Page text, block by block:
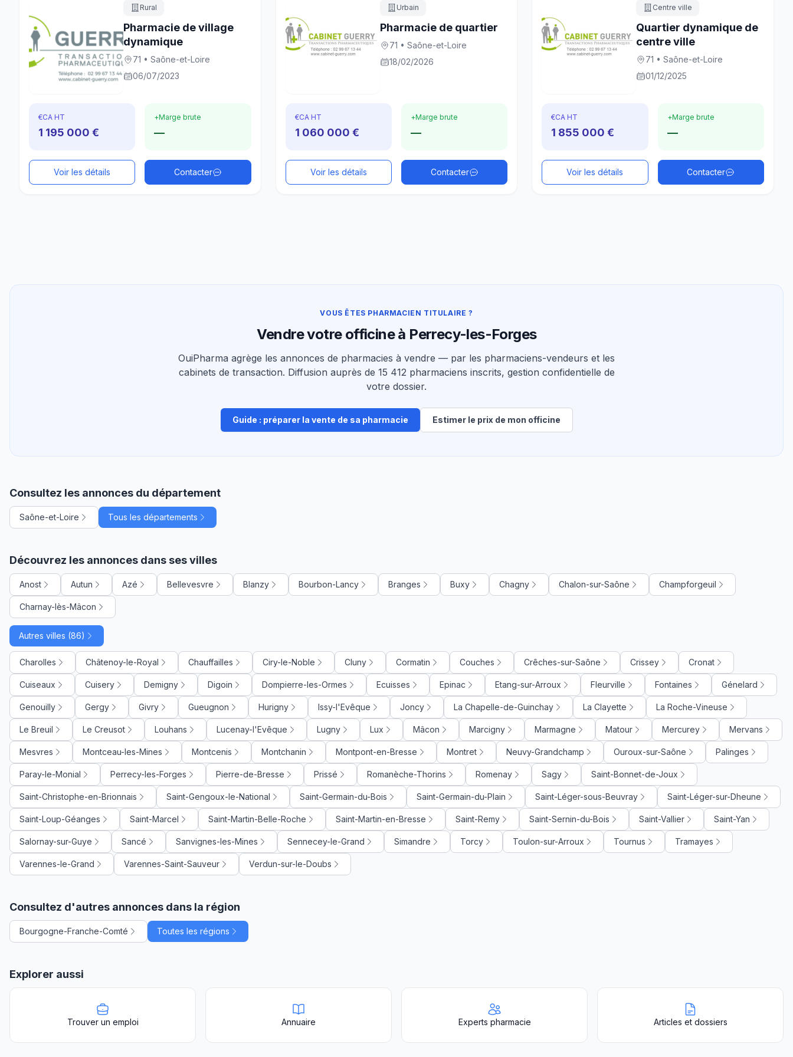
Rural
Pharmacie de village
dynamique
71 • Saône-et-Loire
06/07/2023
€CA HT
1 195 000 €
+Marge brute
—
Voir les détails Contacter
Urbain
Pharmacie de quartier
71 • Saône-et-Loire
18/02/2026
€CA HT
1 060 000 €
+Marge brute
—
Voir les détails Contacter
Centre ville
Quartier dynamique de
centre ville
71 • Saône-et-Loire
01/12/2025
€CA HT
1 855 000 €
+Marge brute
—
Voir les détails Contacter
VOUS ÊTES PHARMACIEN TITULAIRE ?
Vendre votre officine à Perrecy-les-Forges
OuiPharma agrège les annonces de pharmacies à vendre — par les pharmaciens-vendeurs et les
cabinets de transaction. Diffusion auprès de 15 412 pharmaciens inscrits, gestion confidentielle de
votre dossier.
Guide : préparer la vente de sa pharmacie Estimer le prix de mon officine
Consultez les annonces du département
Saône-et-Loire Tous les départements
Découvrez les annonces dans ses villes
Anost Autun Azé Bellevesvre Blanzy Bourbon-Lancy Branges Buxy Chagny Chalon-sur-Saône Champforgeuil
Charnay-lès-Mâcon
Autres villes (86)
Charolles Châtenoy-le-Royal Chauffailles Ciry-le-Noble Cluny Cormatin Couches Crêches-sur-Saône Crissey Cronat
Cuiseaux Cuisery Demigny Digoin Dompierre-les-Ormes Ecuisses Epinac Etang-sur-Arroux Fleurville Fontaines Génelard
Genouilly Gergy Givry Gueugnon Hurigny Issy-l'Evêque Joncy La Chapelle-de-Guinchay La Clayette La Roche-Vineuse
Le Breuil Le Creusot Louhans Lucenay-l'Evêque Lugny Lux Mâcon Marcigny Marmagne Matour Mercurey Mervans
Mesvres Montceau-les-Mines Montcenis Montchanin Montpont-en-Bresse Montret Neuvy-Grandchamp Ouroux-sur-Saône Palinges
Paray-le-Monial Perrecy-les-Forges Pierre-de-Bresse Prissé Romanèche-Thorins Romenay Sagy Saint-Bonnet-de-Joux
Saint-Christophe-en-Brionnais Saint-Gengoux-le-National Saint-Germain-du-Bois Saint-Germain-du-Plain Saint-Léger-sous-Beuvray Saint-Léger-sur-Dheune
Saint-Loup-Géanges Saint-Marcel Saint-Martin-Belle-Roche Saint-Martin-en-Bresse Saint-Remy Saint-Sernin-du-Bois Saint-Vallier Saint-Yan
Salornay-sur-Guye Sancé Sanvignes-les-Mines Sennecey-le-Grand Simandre Torcy Toulon-sur-Arroux Tournus Tramayes
Varennes-le-Grand Varennes-Saint-Sauveur Verdun-sur-le-Doubs
Consultez d'autres annonces dans la région
Bourgogne-Franche-Comté Toutes les régions
Explorer aussi
Trouver un emploi Annuaire Experts pharmacie Articles et dossiers